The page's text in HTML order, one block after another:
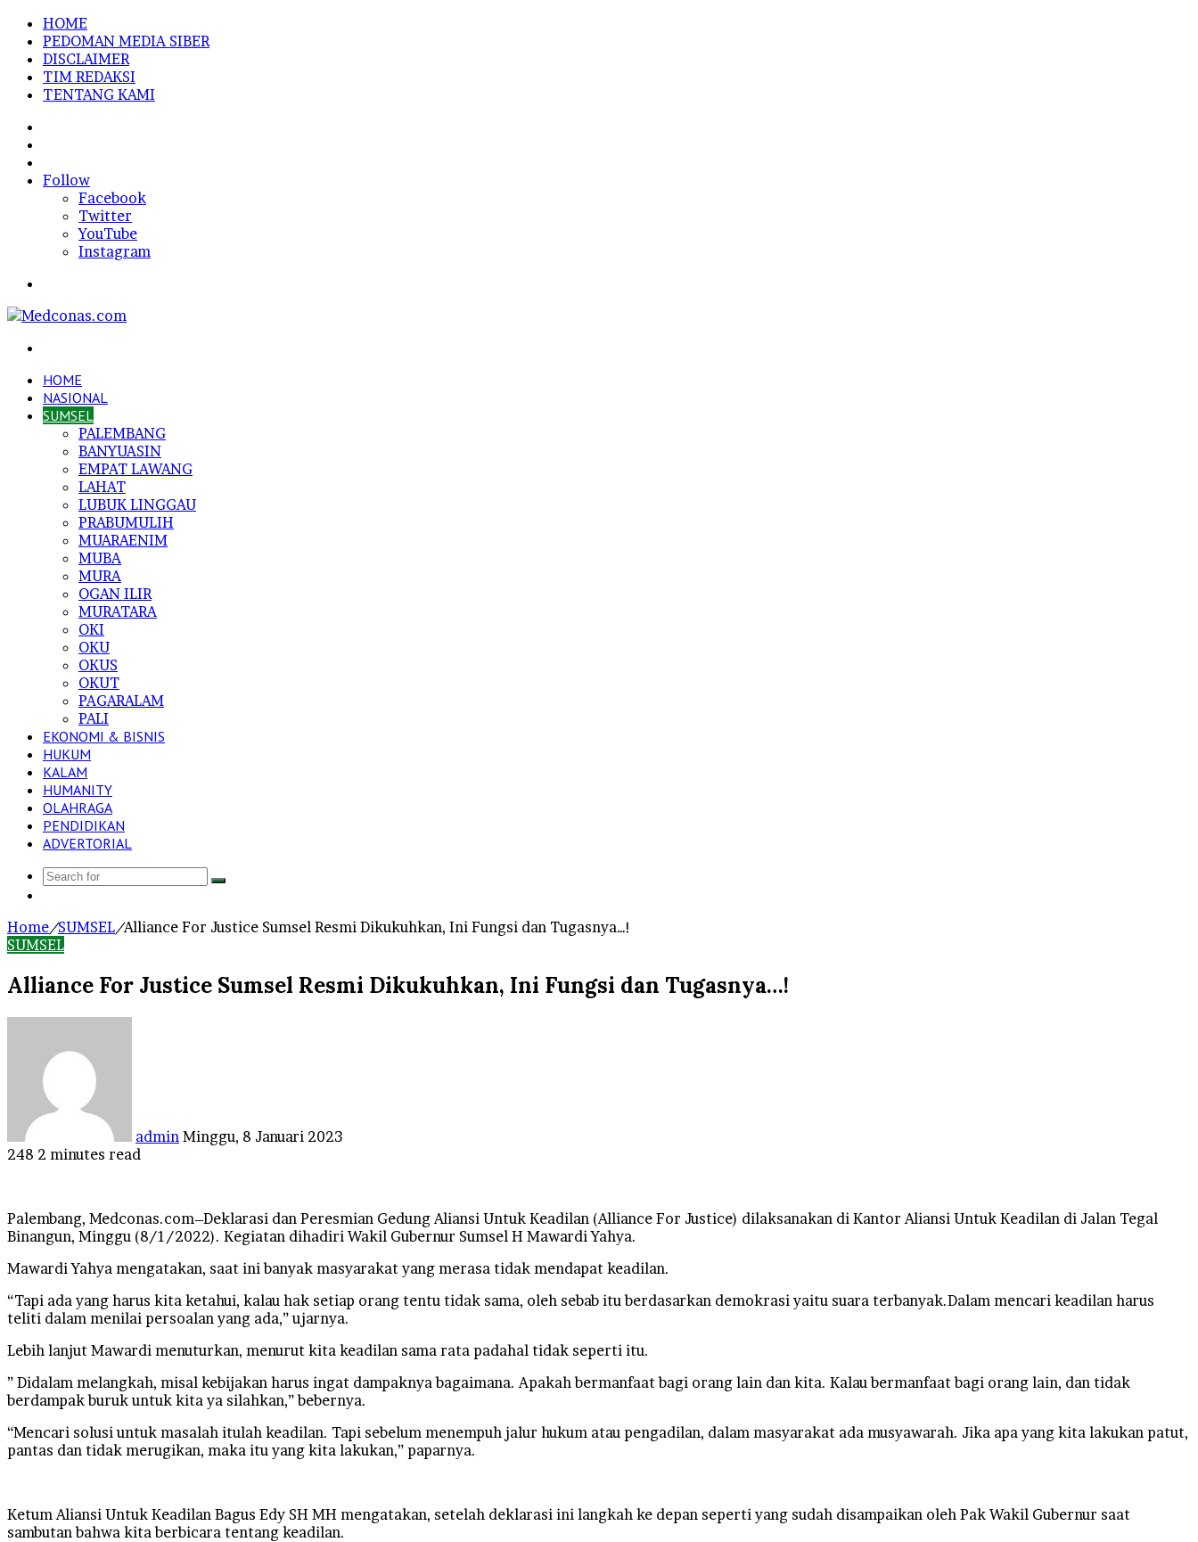
HOME
PEDOMAN MEDIA SIBER
DISCLAIMER
TIM REDAKSI
TENTANG KAMI
In
Follow
Facebook
Twitter
YouTube
Instagram
HOME
NASIONAL
SUMSEL
PALEMBANG
BANYUASIN
EMPAT LAWANG
LAHAT
LUBUK LINGGAU
PRABUMULIH
MUARAENIM
MUBA
MURA
OGAN ILIR
MURATARA
OKI
OKU
OKUS
OKUT
PAGARALAM
PALI
EKONOMI & BISNIS
HUKUM
KALAM
HUMANITY
OLAHRAGA
PENDIDIKAN
ADVERTORIAL
Search
Home/SUMSEL/Alliance For Justice Sumsel Resmi Dikukuhkan, Ini Fungsi dan Tugasnya…!
SUMSEL
Alliance For Justice Sumsel Resmi Dikukuhkan, Ini Fungsi dan Tugasnya…!
admin Minggu, 8 Januari 2023
248 2 minutes read
Palembang, Medconas.com–Deklarasi dan Peresmian Gedung Aliansi Untuk Keadilan (Alliance For Justice) dilaksanakan di Kantor Aliansi Untuk Keadilan di Jalan Tegal
Binangun, Minggu (8/1/2022). Kegiatan dihadiri Wakil Gubernur Sumsel H Mawardi Yahya.
Mawardi Yahya mengatakan, saat ini banyak masyarakat yang merasa tidak mendapat keadilan.
“Tapi ada yang harus kita ketahui, kalau hak setiap orang tentu tidak sama, oleh sebab itu berdasarkan demokrasi yaitu suara terbanyak.Dalam mencari keadilan harus
teliti dalam menilai persoalan yang ada,” ujarnya.
Lebih lanjut Mawardi menuturkan, menurut kita keadilan sama rata padahal tidak seperti itu.
” Didalam melangkah, misal kebijakan harus ingat dampaknya bagaimana. Apakah bermanfaat bagi orang lain dan kita. Kalau bermanfaat bagi orang lain, dan tidak
berdampak buruk untuk kita ya silahkan,” bebernya.
“Mencari solusi untuk masalah itulah keadilan. Tapi sebelum menempuh jalur hukum atau pengadilan, dalam masyarakat ada musyawarah. Jika apa yang kita lakukan patut,
pantas dan tidak merugikan, maka itu yang kita lakukan,” paparnya.
Ketum Aliansi Untuk Keadilan Bagus Edy SH MH mengatakan, setelah deklarasi ini langkah ke depan seperti yang sudah disampaikan oleh Pak Wakil Gubernur saat
sambutan bahwa kita berbicara tentang keadilan.